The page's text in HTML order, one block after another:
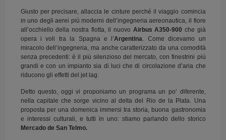
Giusto per precisare, allaccia le cinture perché il viaggio comincia
in uno degli aerei più moderni dell’ingegneria aereonautica, il fiore
all’occhiello della nostra flotta, il nuovo Airbus A350-900 che già
opera i voli tra la Spagna e l’Argentina . Come dicevamo un
miracolo dell’ingegneria, ma anche caratterizzato da una comodità
senza precedenti: è il più silenzioso del mercato, con finestrini più
grandi e con un impianto sia di luci che di circolazione d’aria che
riducono gli effetti del jet lag.
Detto questo, oggi vi proponiamo un programa un po’ diferente,
nella capitale che sorge vicino al delta del Rio de la Plata. Una
proposta per una domenica immersi tra storia, buona gastronomia
e interessi culturali, e tutti in uno: stiamo parlando dello storico
Mercado de San Telmo.